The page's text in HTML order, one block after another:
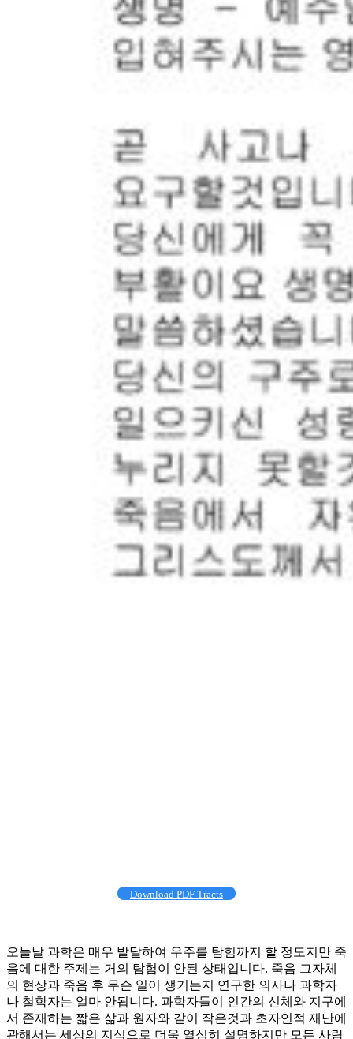
Download PDF Tracts
오늘날 과학은 매우 발달하여 우주를 탐험까지 할 정도지만 죽
음에 대한 주제는 거의 탐험이 안된 상태입니다. 죽음 그자체
의 현상과 죽음 후 무슨 일이 생기는지 연구한 의사나 과학자
나 철학자는 얼마 안됩니다. 과학자들이 인간의 신체와 지구에
서 존재하는 짧은 삶과 원자와 같이 작은것과 초자연적 재난에
관해서는 세상의 지식으로 더욱 열심히 설명하지만 모든 사람